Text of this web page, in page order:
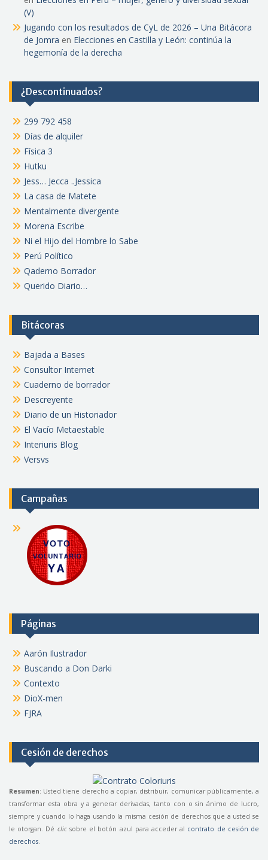
(V)
Jugando con los resultados de CyL de 2026 – Una Bitácora
de Jomra en Elecciones en Castilla y León: continúa la
hegemonía de la derecha
¿Descontinuados?
299 792 458
Días de alquiler
Física 3
Hutku
Jess… Jecca ..Jessica
La casa de Matete
Mentalmente divergente
Morena Escribe
Ni el Hijo del Hombre lo Sabe
Perú Político
Qaderno Borrador
Querido Diario…
Bitácoras
Bajada a Bases
Consultor Internet
Cuaderno de borrador
Descreyente
Diario de un Historiador
El Vacío Metaestable
Interiuris Blog
Versvs
Campañas
Páginas
Aarón Ilustrador
Buscando a Don Darki
Contexto
DioX-men
FJRA
Cesión de derechos
Resumen: Usted tiene derecho a copiar, distribuir, comunicar públicamente, a
transformar esta obra y a generar derivadas, tanto con o sin ánimo de lucro,
siempre y cuando lo haga usando la misma cesión de derechos que a usted se
le otorgan. Dé clicsobre el botón azul para acceder al contrato de cesión de
derechos